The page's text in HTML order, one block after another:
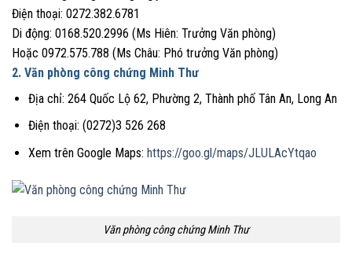
Điện thoại: 0272.382.6781
Di động: 0168.520.2996 (Ms Hiên: Trưởng Văn phòng)
Hoặc 0972.575.788 (Ms Châu: Phó trưởng Văn phòng)
2. Văn phòng công chứng Minh Thư
Địa chỉ: 264 Quốc Lộ 62, Phường 2, Thành phố Tân An, Long An
Điện thoại: (0272)3 526 268
Xem trên Google Maps: https://goo.gl/maps/JLULAcYtqao
Văn phòng công chứng Minh Thư